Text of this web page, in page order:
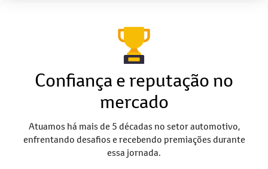
Confiança e reputação no
mercado
Atuamos há mais de 5 décadas no setor automotivo,
enfrentando desafios e recebendo premiações durante
essa jornada.